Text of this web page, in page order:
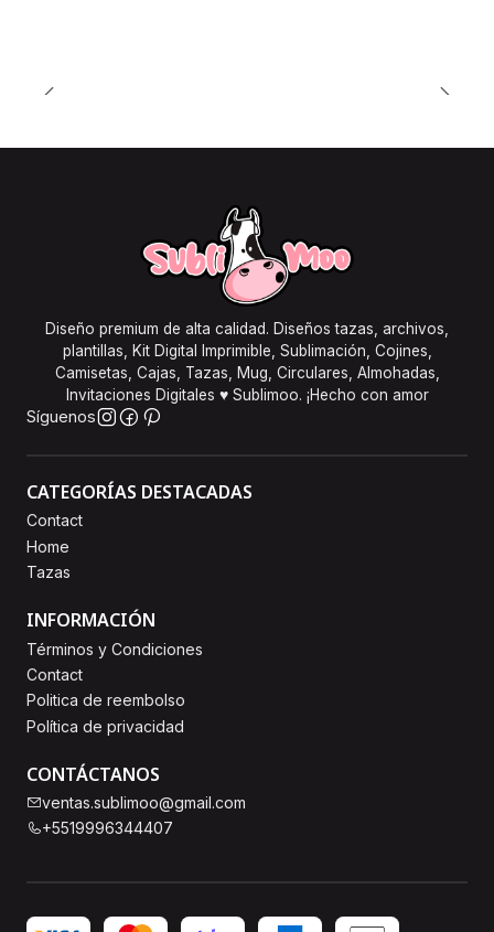
Diseño premium de alta calidad. Diseños tazas, archivos,
plantillas, Kit Digital Imprimible, Sublimación, Cojines,
Camisetas, Cajas, Tazas, Mug, Circulares, Almohadas,
Invitaciones Digitales ♥ Sublimoo. ¡Hecho con amor
Síguenos
CATEGORÍAS DESTACADAS
Contact
Home
Tazas
INFORMACIÓN
Términos y Condiciones
Contact
Politica de reembolso
Política de privacidad
CONTÁCTANOS
ventas.sublimoo@gmail.com
+5519996344407